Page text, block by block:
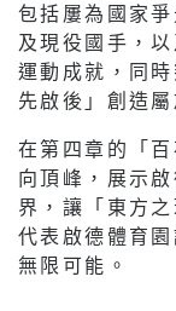
包括屢為國家
及現役國手，
運動成就，同
先啟後」創造
在第四章的「
向頂峰，展示
界，讓「東方
代表啟德體育
無限可能。